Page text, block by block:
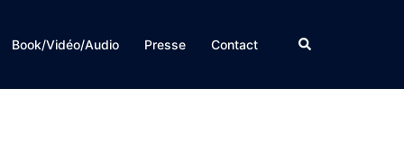
Book/Vidéo/Audio Presse Contact Rechercher